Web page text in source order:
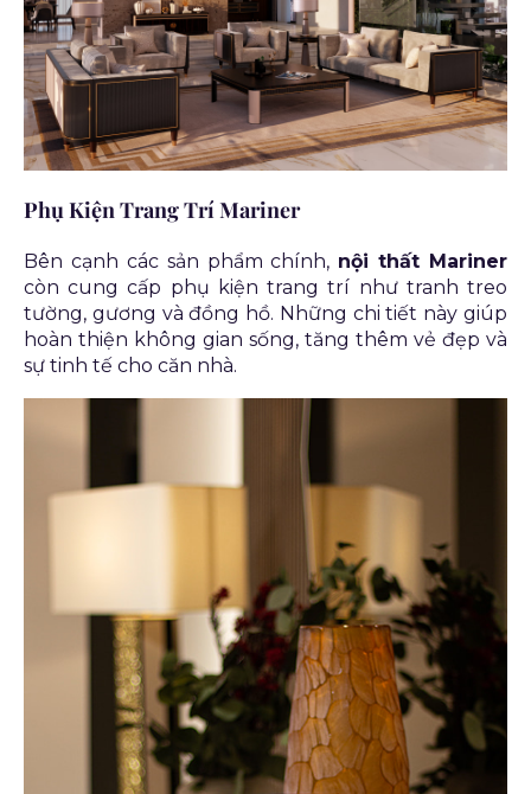
Phụ Kiện Trang Trí Mariner
Bên cạnh các sản phẩm chính, nội thất Mariner
còn cung cấp phụ kiện trang trí như tranh treo
tường, gương và đồng hồ. Những chi tiết này giúp
hoàn thiện không gian sống, tăng thêm vẻ đẹp và
sự tinh tế cho căn nhà.